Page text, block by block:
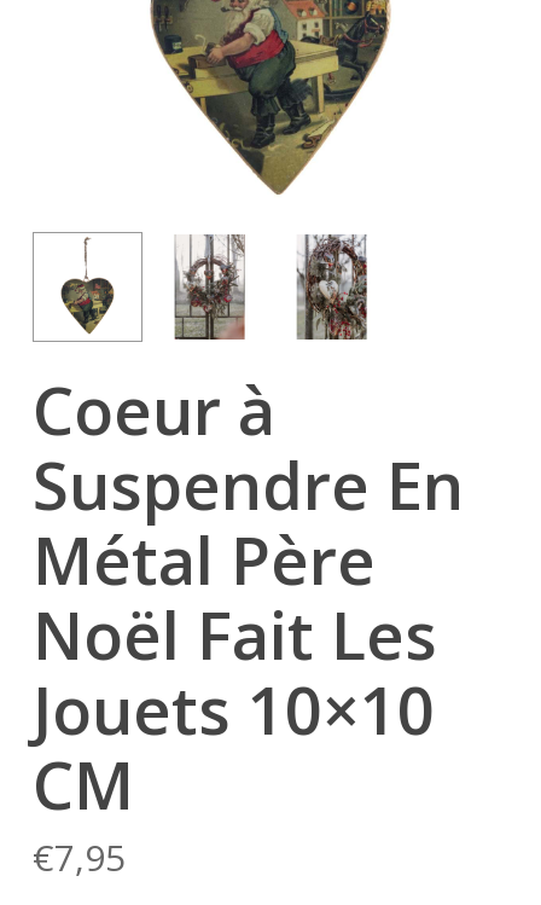
Coeur à
Suspendre En
Métal Père
Noël Fait Les
Jouets 10×10
CM
€7,95